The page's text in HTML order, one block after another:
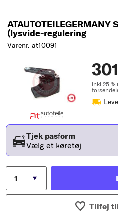
ATAUTOTEILEGERMANY
(lysvide-regulering
Varenr. at10091
inkl 25 %
Tjek pasform
Vælg et køretøj
Tilføj